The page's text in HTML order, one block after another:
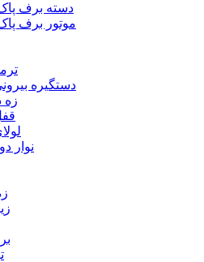
دسته برف
موتور برف
دستگیره
زه
نوار